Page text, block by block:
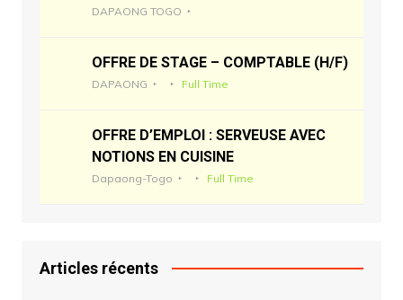
DAPAONG TOGO
OFFRE DE STAGE – COMPTABLE (H/F)
DAPAONG Full Time
OFFRE D’EMPLOI : SERVEUSE AVEC
NOTIONS EN CUISINE
Dapaong-Togo Full Time
Articles récents